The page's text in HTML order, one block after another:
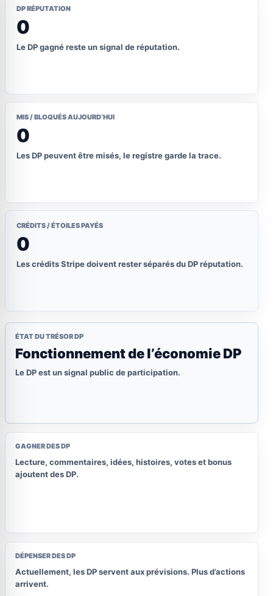
DP RÉPUTATION
0
Le DP gagné reste un signal de réputation.
MIS / BLOQUÉS AUJOURD’HUI
0
Les DP peuvent être misés, le registre garde la trace.
CRÉDITS / ÉTOILES PAYÉS
0
Les crédits Stripe doivent rester séparés du DP réputation.
ÉTAT DU TRÉSOR DP
Fonctionnement de l’économie DP
Le DP est un signal public de participation.
GAGNER DES DP
Lecture, commentaires, idées, histoires, votes et bonus
ajoutent des DP.
DÉPENSER DES DP
Actuellement, les DP servent aux prévisions. Plus d’actions
arrivent.